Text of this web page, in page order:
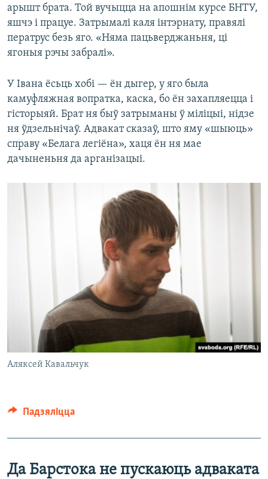
арышт брата. Той вучыцца на апошнім курсе БНТУ,
яшчэ і працуе. Затрымалі каля інтэрнату, правялі
ператрус безь яго. «Няма пацьверджаньня, ці
ягоныя рэчы забралі».
У Івана ёсьць хобі — ён дыгер, у яго была
камуфляжная вопратка, каска, бо ён захапляецца і
гісторыяй. Брат ня быў затрыманы ў міліцыі, нідзе
ня ўдзельнічаў. Адвакат сказаў, што яму «шыюць»
справу «Белага легіёна», хаця ён ня мае
дачыненьня да арганізацыі.
Аляксей Кавальчук
Падзяліцца
Да Барстока не пускаюць адваката